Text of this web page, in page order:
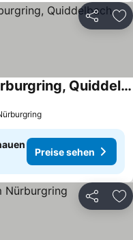
Teilen
O&W Ferienzimmer am Nürburgring, Quiddelbach
Preise sehen
Teilen